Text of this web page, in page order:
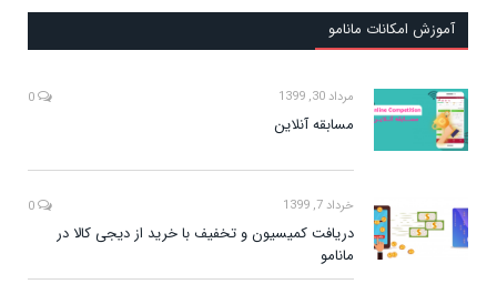
آموزش امکانات مانامو
مرداد 30, 1399
مسابقه آنلاین
خرداد 7, 1399
دریافت کمیسیون و تخفیف با خرید از دیجی کالا در
مانامو